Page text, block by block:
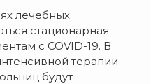
лечебных
стационарная
с COVID-19. В
терапии
будут